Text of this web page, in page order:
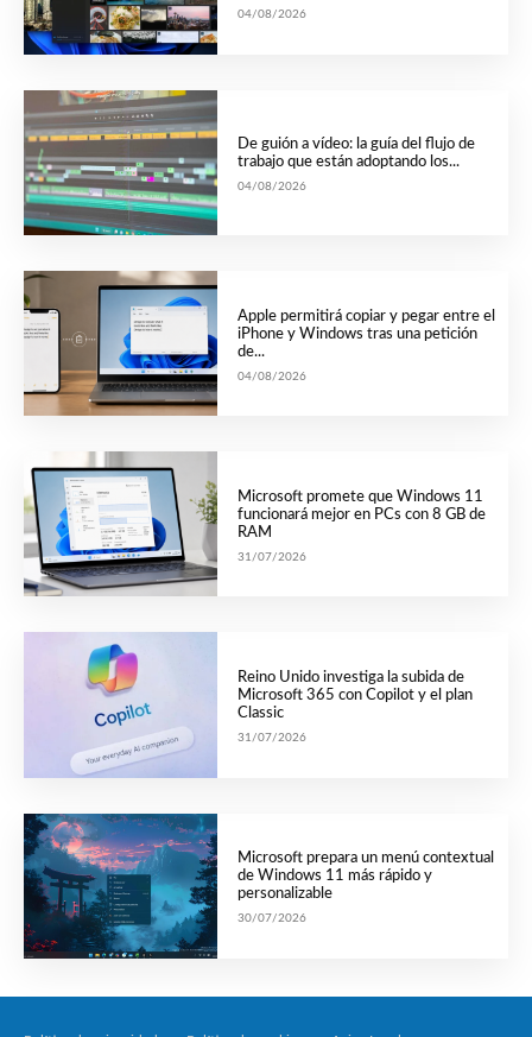
04/08/2026
De guión a vídeo: la guía del flujo de
trabajo que están adoptando los...
04/08/2026
Apple permitirá copiar y pegar entre el
iPhone y Windows tras una petición
de...
04/08/2026
Microsoft promete que Windows 11
funcionará mejor en PCs con 8 GB de
RAM
31/07/2026
Reino Unido investiga la subida de
Microsoft 365 con Copilot y el plan
Classic
31/07/2026
Microsoft prepara un menú contextual
de Windows 11 más rápido y
personalizable
30/07/2026